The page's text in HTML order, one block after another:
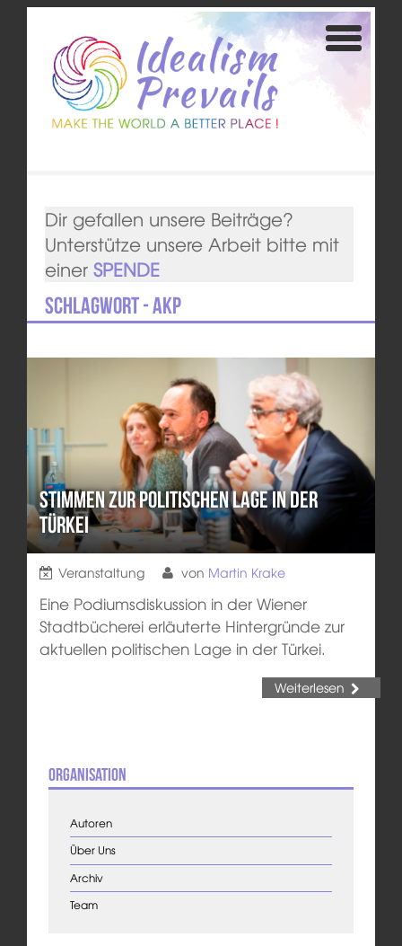
Dir gefallen unsere Beiträge?
Unterstütze unsere Arbeit bitte mit
einer SPENDE
Schlagwort - AKP
Stimmen zur politischen Lage in der
Türkei
Veranstaltung von Martin Krake
Eine Podiumsdiskussion in der Wiener
Stadtbücherei erläuterte Hintergründe zur
aktuellen politischen Lage in der Türkei.
Weiterlesen
Organisation
Autoren
Über Uns
Archiv
Team